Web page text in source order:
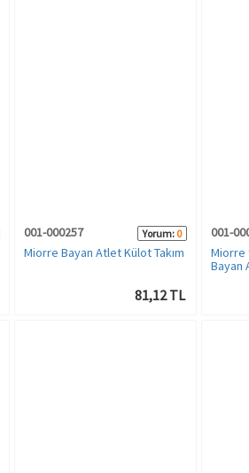
001-000257 Yorum: 0
Miorre Bayan Atlet Külot Takım
81,12 TL
001-
Miorre
Bayan